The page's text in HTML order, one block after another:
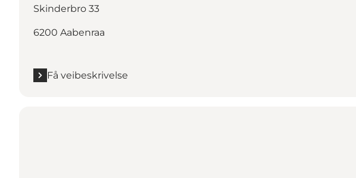
Skinderbro 33
6200 Aabenraa
Få veibeskrivelse